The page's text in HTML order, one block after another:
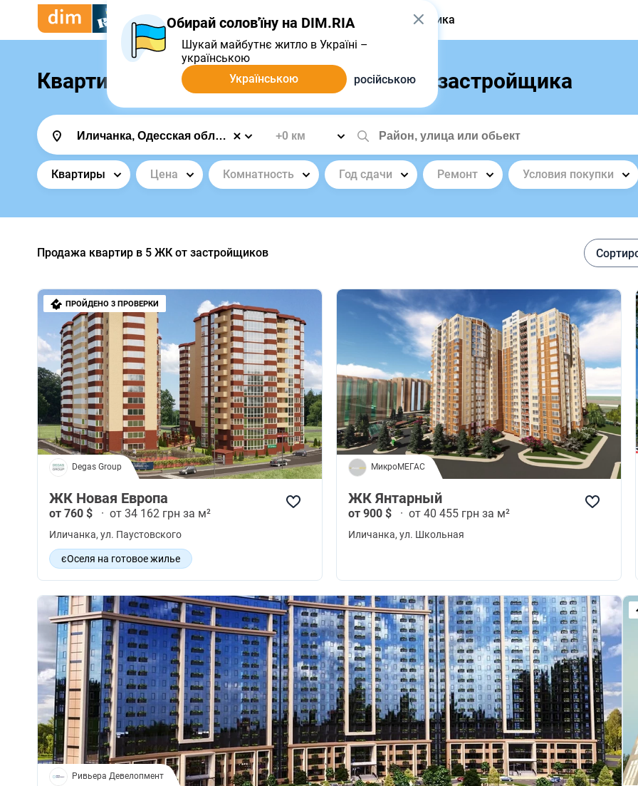
Купить Арендовать Продать От застройщика
Квартиры в новостройках Иличанка от застройщика
Квартиры Цена Комнатность Год сдачи Ремонт Условия покупки
Продажа квартир в 5 ЖК от застройщиков
ПРОЙДЕНО 3 ПРОВЕРКИ
Degas Group
ЖК Новая Европа
от 760 $ · от 34 162 грн за м²
Иличанка, ул. Паустовского
єОселя на готовое жилье
МикроМЕГАС
ЖК Янтарный
от 900 $ · от 40 455 грн за м²
Иличанка, ул. Школьная
Ривьера Девелопмент
Обирай солов'їну на DIM.RIA
Шукай майбутнє житло в Україні –
українською
Українською
російською